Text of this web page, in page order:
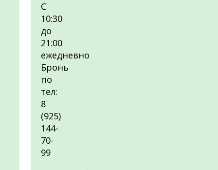
С
10:30
до
21:00
ежедневно
Бронь
по
тел:
8
(925)
144-
70-
99